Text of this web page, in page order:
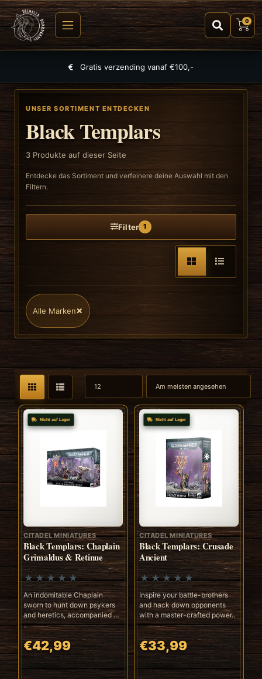
0
Gratis verzending vanaf €100,-
UNSER SORTIMENT ENTDECKEN
Black Templars
3 Produkte auf dieser Seite
Entdecke das Sortiment und verfeinere deine Auswahl mit den
Filtern.
Filter 1
Alle Marken×
Nicht auf Lager
CITADEL MINIATURES
Black Templars: Chaplain
Grimaldus & Retinue
An indomitable Chaplain
sworn to hunt down psykers
and heretics, accompanied by
..
€42,99
Nicht auf Lager
CITADEL MINIATURES
Black Templars: Crusade
Ancient
Inspire your battle-brothers
and hack down opponents
with a master-crafted power..
€33,99